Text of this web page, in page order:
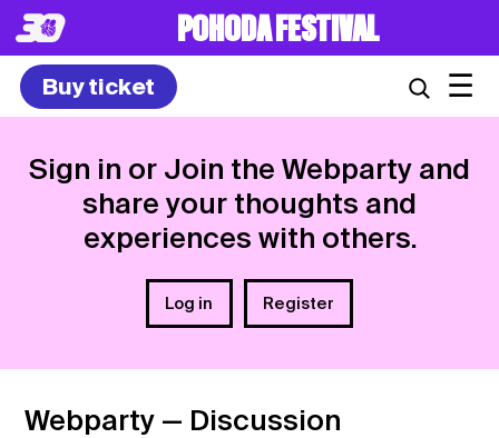
POHODA FESTIVAL
Buy ticket ☰
Sign in or Join the Webparty and
share your thoughts and
experiences with others.
Log in Register
Webparty — Discussion